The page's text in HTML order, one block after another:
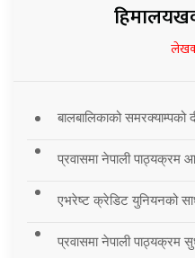
बालबालिकाको समरक्याम्पको
प्रवासमा नेपाली पाठ्यक्रम
एभरेष्ट क्रेडिट युनियनको
प्रवासमा नेपाली पाठ्यक्रम